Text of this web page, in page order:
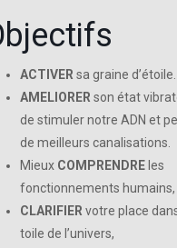
ACTIVER sa graine d’étoile.
AMELIORER son état
de stimuler notre ADN et
de meilleurs canalisations.
Mieux COMPRENDRE les
fonctionnements humains,
CLARIFIER votre place
toile de l’univers,